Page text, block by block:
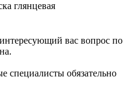
глянцевая
вас вопрос по
обязательно